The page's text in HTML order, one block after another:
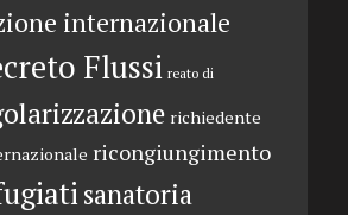
internazionale
Flussi reato di
richiedente
ricongiungimento
sanatoria